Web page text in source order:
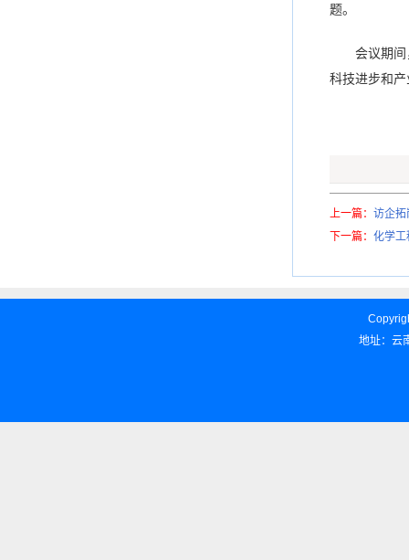
题。
会议期
科技进步和
上一篇： 访企
下一篇： 化学工
地址：云